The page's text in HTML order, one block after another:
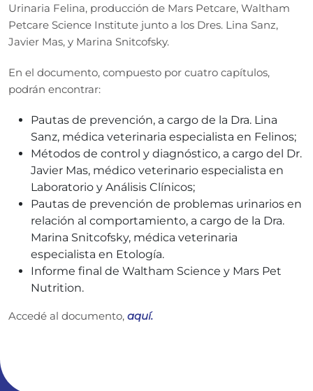
Urinaria Felina, producción de Mars Petcare, Waltham
Petcare Science Institute junto a los Dres. Lina Sanz,
Javier Mas, y Marina Snitcofsky.
En el documento, compuesto por cuatro capítulos,
podrán encontrar:
Pautas de prevención, a cargo de la Dra. Lina
Sanz, médica veterinaria especialista en Felinos;
Métodos de control y diagnóstico, a cargo del Dr.
Javier Mas, médico veterinario especialista en
Laboratorio y Análisis Clínicos;
Pautas de prevención de problemas urinarios en
relación al comportamiento, a cargo de la Dra.
Marina Snitcofsky, médica veterinaria
especialista en Etología.
Informe final de Waltham Science y Mars Pet
Nutrition.
Accedé al documento, aquí.